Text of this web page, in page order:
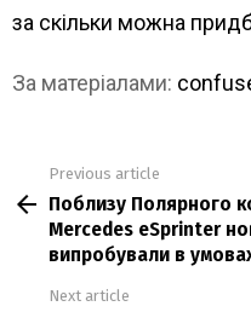
за скільки можна
За матеріалами:
more
Previous article
Поблизу Полярного
Mercedes eSprinter
випробували в
Next article